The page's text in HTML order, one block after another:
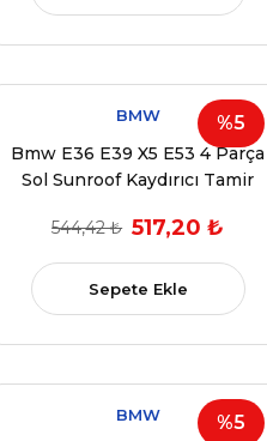
%5
BMW
Bmw E36 E39 X5 E53 4 Parça
Sol Sunroof Kaydırıcı Tamir
(OEM:811694523)
544,42 ₺ 517,20 ₺
Sepete Ekle
%5
BMW